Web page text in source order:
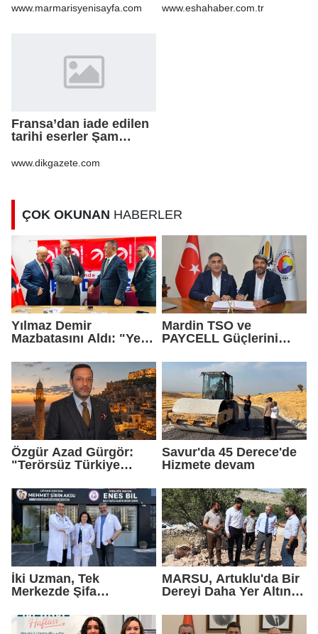
anız küle döndü
www.marmarisyenisayfa.com
İçin Bilinmesi
www.eshahaber.com.tr
Fransa’dan iade edilen
tarihi eserler Şam
www.dikgazete.com
ÇOK OKUNAN HABERLER
Yılmaz Demir
Mazbatasını Aldı: "Yeni
Geldik"
Mardin TSO ve
PAYCELL Güçlerini
Özgür Azad Gürgör:
"Terörsüz Türkiye
Turizmi İçin Yeni Bir
Dönemin Başlangıcıdır"
Savur'da 45 Derece'de
Hizmete devam
İki Uzman, Tek
Merkezde Şifa
MARSU, Artuklu'da Bir
Dereyi Daha Yer Altına